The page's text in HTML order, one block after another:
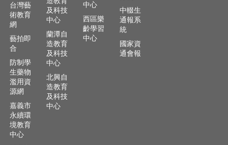
資
訊
查
詢
回
首
頁
嘉
義
市
政
台灣藝
術教育
網
藝拍即
合
防制學
生藥物
濫用資
源網
嘉義市
永續環
境教育
中心
及科技
中心
蘭潭自
造教育
及科技
中心
北興自
造教育
及科技
中心
中心
西區樂
齡學習
中心
中輟生
通報系
統
國家資
通會報